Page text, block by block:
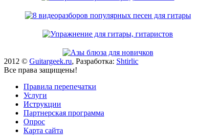
2012 © Guitargeek.ru, Разработка: Shtirlic
Все права защищены!
Правила перепечатки
Услуги
Иструкции
Партнерская программа
Опрос
Карта сайта